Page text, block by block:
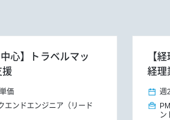
心】トラベルマッ
価
エンドエンジニア（リード
【
経理
週
ン